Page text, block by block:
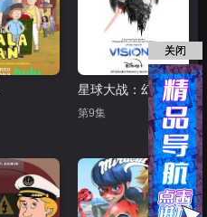
星球大战：幻境 第一季
第9集
关闭